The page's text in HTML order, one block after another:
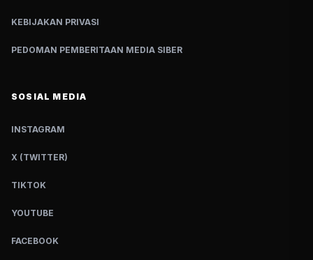
KEBIJAKAN PRIVASI
PEDOMAN PEMBERITAAN MEDIA SIBER
SOSIAL MEDIA
INSTAGRAM
X (TWITTER)
TIKTOK
YOUTUBE
FACEBOOK